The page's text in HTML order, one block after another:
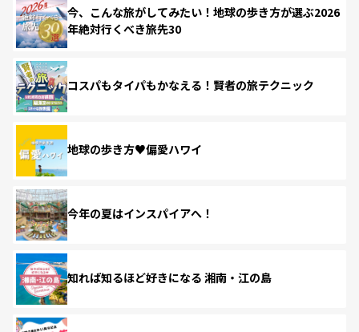
今、こんな旅がしてみたい！地球の歩き方が選ぶ2026
年絶対行くべき旅先30
コスパもタイパもかなえる！賢者の旅テクニック
地球の歩き方♥偏愛ハワイ
今年の夏はインスパイアへ！
知れば知るほど好きになる 湘南・江の島